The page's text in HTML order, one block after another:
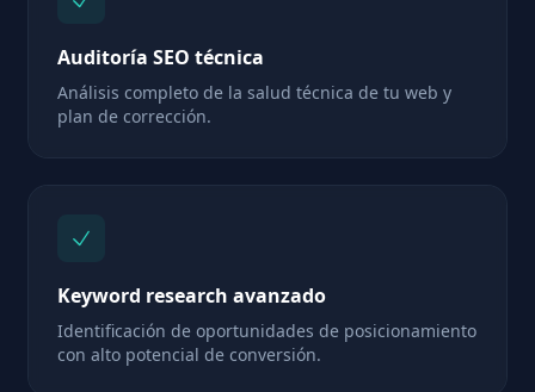
Auditoría SEO técnica
Análisis completo de la salud técnica de tu web y
plan de corrección.
Keyword research avanzado
Identificación de oportunidades de posicionamiento
con alto potencial de conversión.